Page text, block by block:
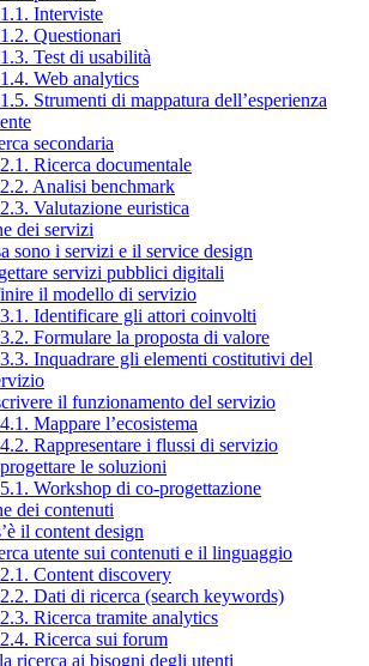
Interviste
Questionari
Test di usabilità
Web analytics
Strumenti di mappatura dell’esperienza
secondaria
Ricerca documentale
Analisi benchmark
Valutazione euristica
dei servizi
sono i servizi e il service design
servizi pubblici digitali
il modello di servizio
Identificare gli attori coinvolti
Formulare la proposta di valore
Inquadrare gli elementi costitutivi del
il funzionamento del servizio
Mappare l’ecosistema
Rappresentare i flussi di servizio
le soluzioni
Workshop di co-progettazione
dei contenuti
il content design
utente sui contenuti e il linguaggio
Content discovery
Dati di ricerca (search keywords)
Ricerca tramite analytics
Ricerca sui forum
ricerca ai bisogni degli utenti